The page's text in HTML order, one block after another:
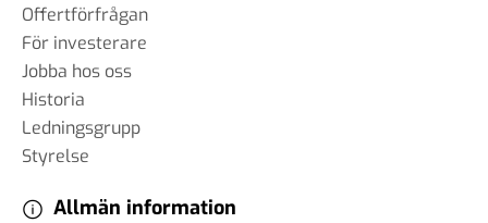
Offertförfrågan
För investerare
Jobba hos oss
Historia
Ledningsgrupp
Styrelse
Allmän information